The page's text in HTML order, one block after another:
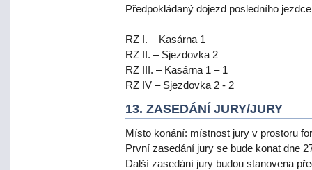
Předpokládaný dojezd posledního
RZ I. – Kasárna 1
RZ II. – Sjezdovka 2
RZ III. – Kasárna 1 – 1
RZ IV – Sjezdovka 2 - 2
13. ZASEDÁNÍ JURY/JURY
Místo konání: místnost jury v prostoru
První zasedání jury se bude konat dne
Další zasedání jury budou stanovena